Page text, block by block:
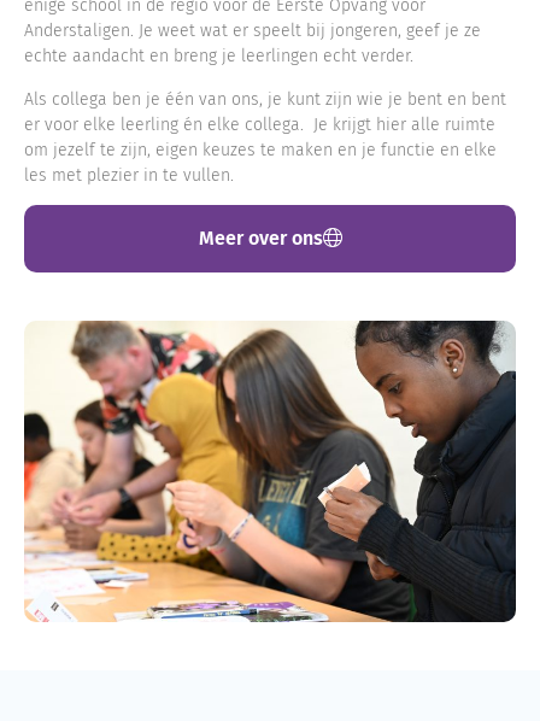
enige school in de regio voor de Eerste Opvang voor
Anderstaligen. Je weet wat er speelt bij jongeren, geef je ze
echte aandacht en breng je leerlingen echt verder.
Als collega ben je één van ons, je kunt zijn wie je bent en bent
er voor elke leerling én elke collega. Je krijgt hier alle ruimte
om jezelf te zijn, eigen keuzes te maken en je functie en elke
les met plezier in te vullen.
Meer over ons